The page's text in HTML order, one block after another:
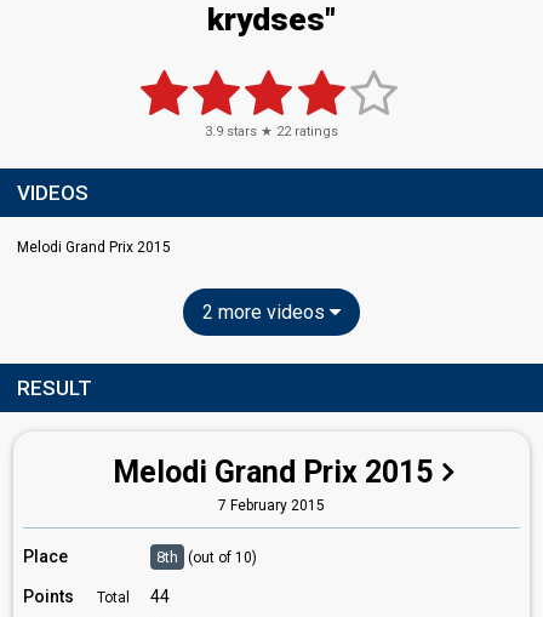
krydses"
3.9 stars ★ 22ratings
VIDEOS
Melodi Grand Prix 2015
2 more videos
RESULT
Melodi Grand Prix 2015
7 February 2015
Place 8th (out of 10)
Points Total 44